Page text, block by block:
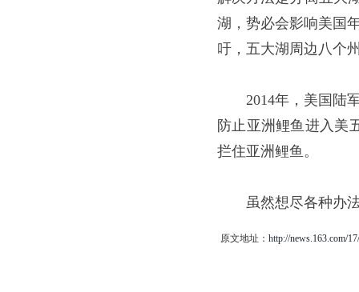
湖，势必会影响美国
吁，五大湖周边八个
2014年，美国陆
防止亚洲鲤鱼进入美
拦住亚洲鲤鱼。
虽然想尽各种办
原文地址： http://news.163.com/